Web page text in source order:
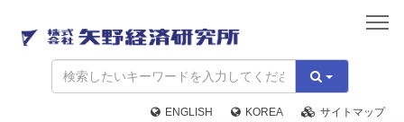
矢
野
経
済
研
ENGLISH KOREA
サイトマップ